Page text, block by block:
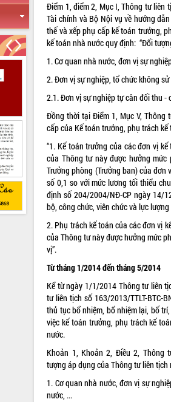
Điểm 1, điểm 2, Mục I, Thông tư liên
Tài chính và Bộ Nội vụ về hướng
thế và xếp phụ cấp kế toán trưởng,
kế toán nhà nước quy định: “Đối
1. Cơ quan nhà nước, đơn vị sự
2. Đơn vị sự nghiệp, tổ chức không
2.1. Đơn vị sự nghiệp tự cân đối thu -
Đồng thời tại Điểm 1, Mục V, Thông
cấp của Kế toán trưởng, phụ trách
“1. Kế toán trưởng của các đơn vị
của Thông tư này được hưởng
Trưởng phòng (Trưởng ban) của đơn
số 0,1 so với mức lương tối thiểu
định số 204/2004/NĐ-CP ngày 14/
bộ, công chức, viên chức và lực
2. Phụ trách kế toán của các đơn vị
của Thông tư này được hưởng mức
vị”.
Từ tháng 1/2014 đến tháng 5/2014
Kể từ ngày 1/1/2014 Thông tư liên
tư liên tịch số 163/2013/TTLT-BTC-
thủ tục bổ nhiệm, bổ nhiệm lại, bố
việc kế toán trưởng, phụ trách kế
nước.
Khoản 1, Khoản 2, Điều 2, Thông
tượng áp dụng của Thông tư liên tịch
1. Cơ quan nhà nước, đơn vị sự
nước, ...